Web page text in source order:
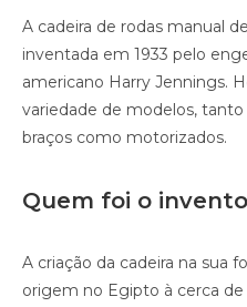
A cadeira de rodas manual
inventada em 1933 pelo
americano Harry Jennings.
variedade de modelos,
braços como motorizados.
Quem foi o
A criação da cadeira na sua
origem no Egipto à cerca